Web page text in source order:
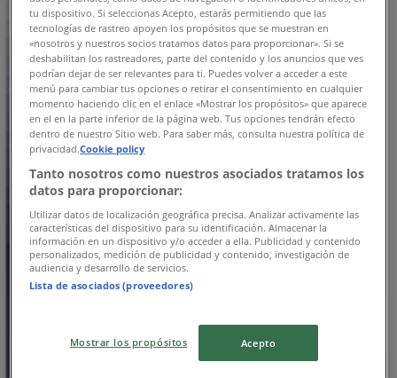
2.6 km
Tommy Hilfiger
AV. COYOACAN, 2000, LOCAL 1810, SECCION 2 DEL
CENTRO COMERCIAL COLONIA XOCO, DELEGACION
BENITO JUAREZ, COYOACAN, Ciudad de México
3.0 km
Cerrado
AV. MONTEVIDEO, 363 COL. LINDAVISTA DEL.
tu dispositivo. Si seleccionas Acepto, estarás permitiendo que las
tecnologías de rastreo apoyen los propósitos que se muestran en
«nosotros y nuestros socios tratamos datos para proporcionar». Si se
deshabilitan los rastreadores, parte del contenido y los anuncios que ves
podrían dejar de ser relevantes para ti. Puedes volver a acceder a este
menú para cambiar tus opciones o retirar el consentimiento en cualquier
momento haciendo clic en el enlace «Mostrar los propósitos» que aparece
en el en la parte inferior de la página web. Tus opciones tendrán efecto
dentro de nuestro Sitio web. Para saber más, consulta nuestra política de
privacidad.Cookie policy
Tanto nosotros como nuestros asociados tratamos los
datos para proporcionar:
Utilizar datos de localización geográfica precisa. Analizar activamente las
características del dispositivo para su identificación. Almacenar la
información en un dispositivo y/o acceder a ella. Publicidad y contenido
personalizados, medición de publicidad y contenido, investigación de
audiencia y desarrollo de servicios.
Lista de asociados (proveedores)
Mostrar los propósitos Acepto